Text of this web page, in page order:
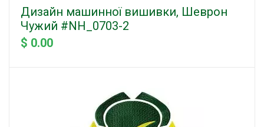
Дизайн машинної вишивки, Шеврон
Чужий #NH_0703-2
$ 0.00